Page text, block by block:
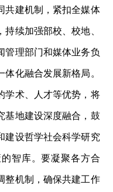
共建机制，紧扣全媒体
续加强部校、校地、
管理部门和媒体业务负
化融合发展新格局。
学术、人才等优势，将
基地建设深度融合，鼓
建设哲学社会科学研究
智库。要凝聚各方合
整机制，确保共建工作